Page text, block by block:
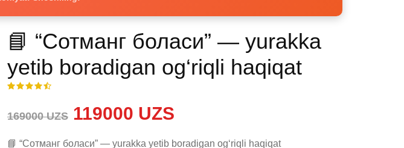
📘 “Сотманг боласи” — yurakka
yetib boradigan og‘riqli haqiqat
169000 UZS 119000 UZS
📘 “Сотманг боласи” — yurakka yetib boradigan og‘riqli haqiqat